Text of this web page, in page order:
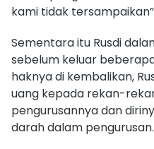
kami tidak
Sementara itu Rusdi
sebelum keluar
haknya di kembalikan,
uang kepada rekan-
pengurusannya dan
darah dalam pengurusan.